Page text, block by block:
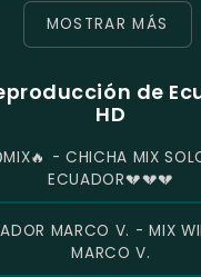
MOSTRAR MÁS
de
HD
- CHICHA MIX
ECUADOR💔💔💔
MARCO V. - MIX
MARCO V.